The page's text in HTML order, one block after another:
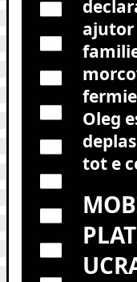
ajutor
Oleg
tot e